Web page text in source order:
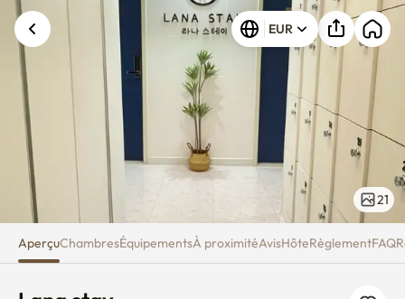
Lana stay EUR
21
AperçuChambresÉquipementsÀ proximitéAvisHôteRèglementFAQ